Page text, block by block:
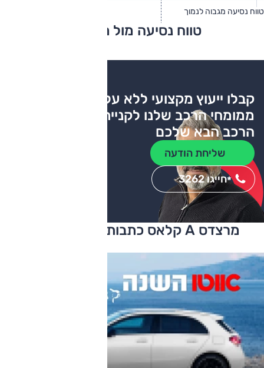
טווח נסיעה מגבוה לנמוך
טווח נסיעה מול מתחרים
קבלו ייעוץ מקצועי ללא עלות
ממומחי הרכב שלנו לקניית
הרכב הבא שלכם
שליחת הודעה
חייגו 3262*
מרצדס A קלאס כתבות ומבחני דרכים